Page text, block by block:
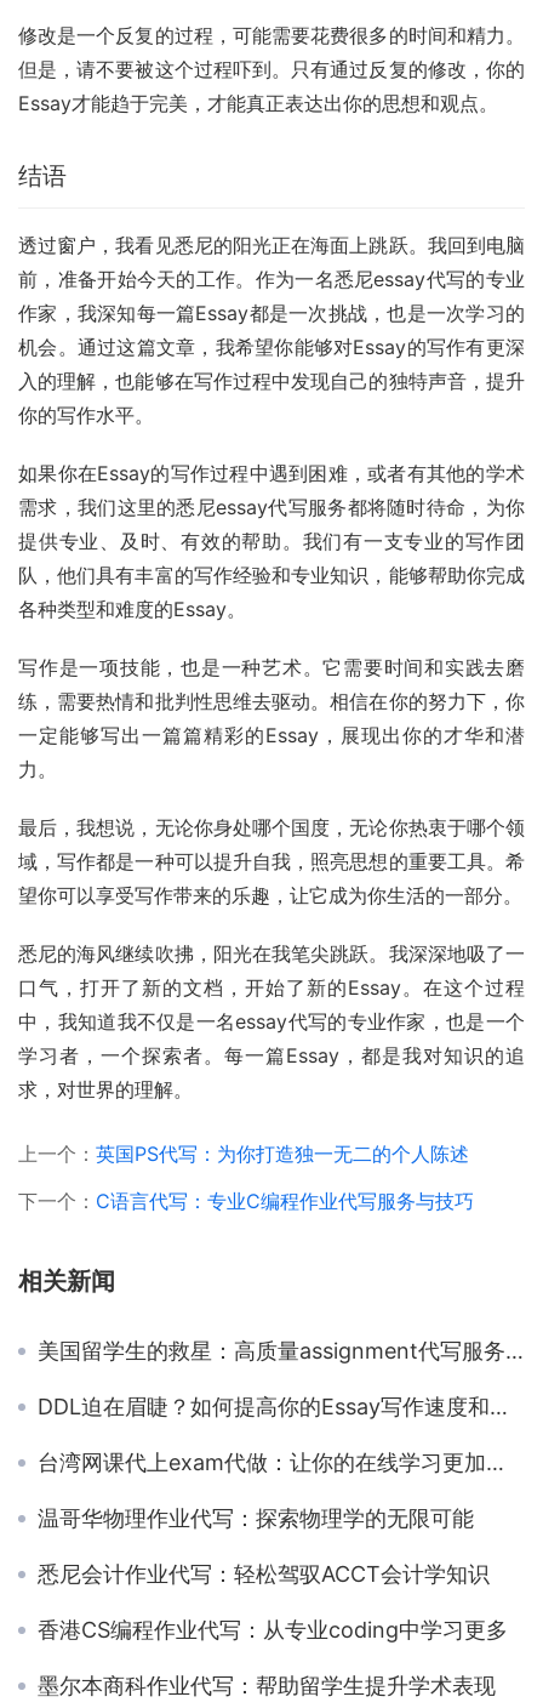
修改是一个反复的过程，可能需要花费很多的时间和精力。
但是，请不要被这个过程吓到。只有通过反复的修改，你的
Essay才能趋于完美，才能真正表达出你的思想和观点。
结语
透过窗户，我看见悉尼的阳光正在海面上跳跃。我回到电脑
前，准备开始今天的工作。作为一名悉尼essay代写的专业
作家，我深知每一篇Essay都是一次挑战，也是一次学习的
机会。通过这篇文章，我希望你能够对Essay的写作有更深
入的理解，也能够在写作过程中发现自己的独特声音，提升
你的写作水平。
如果你在Essay的写作过程中遇到困难，或者有其他的学术
需求，我们这里的悉尼essay代写服务都将随时待命，为你
提供专业、及时、有效的帮助。我们有一支专业的写作团
队，他们具有丰富的写作经验和专业知识，能够帮助你完成
各种类型和难度的Essay。
写作是一项技能，也是一种艺术。它需要时间和实践去磨
练，需要热情和批判性思维去驱动。相信在你的努力下，你
一定能够写出一篇篇精彩的Essay，展现出你的才华和潜
力。
最后，我想说，无论你身处哪个国度，无论你热衷于哪个领
域，写作都是一种可以提升自我，照亮思想的重要工具。希
望你可以享受写作带来的乐趣，让它成为你生活的一部分。
悉尼的海风继续吹拂，阳光在我笔尖跳跃。我深深地吸了一
口气，打开了新的文档，开始了新的Essay。在这个过程
中，我知道我不仅是一名essay代写的专业作家，也是一个
学习者，一个探索者。每一篇Essay，都是我对知识的追
求，对世界的理解。
上一个： 英国PS代写：为你打造独一无二的个人陈述
下一个： C语言代写：专业C编程作业代写服务与技巧
相关新闻
美国留学生的救星：高质量assignment代写服务的益处
DDL迫在眉睫？如何提高你的Essay写作速度和效率
台湾网课代上exam代做：让你的在线学习更加轻松
温哥华物理作业代写：探索物理学的无限可能
悉尼会计作业代写：轻松驾驭ACCT会计学知识
香港CS编程作业代写：从专业coding中学习更多
墨尔本商科作业代写：帮助留学生提升学术表现